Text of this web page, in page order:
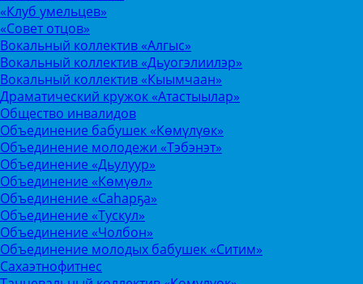
«Клуб умельцев»
«Совет отцов»
Вокальный коллектив «Алгыс»
Вокальный коллектив «Дьуогэлиилэр»
Вокальный коллектив «Кыымчаан»
Драматический кружок «Атастыылар»
Общество инвалидов
Объединение бабушек «Көмүлүөк»
Объединение молодежи «Тэбэнэт»
Объединение «Дьулуур»
Объединение «Көмүөл»
Объединение «Саhарҕа»
Объединение «Тускул»
Объединение «Чолбон»
Объединение молодых бабушек «Ситим»
Сахаэтнофитнес